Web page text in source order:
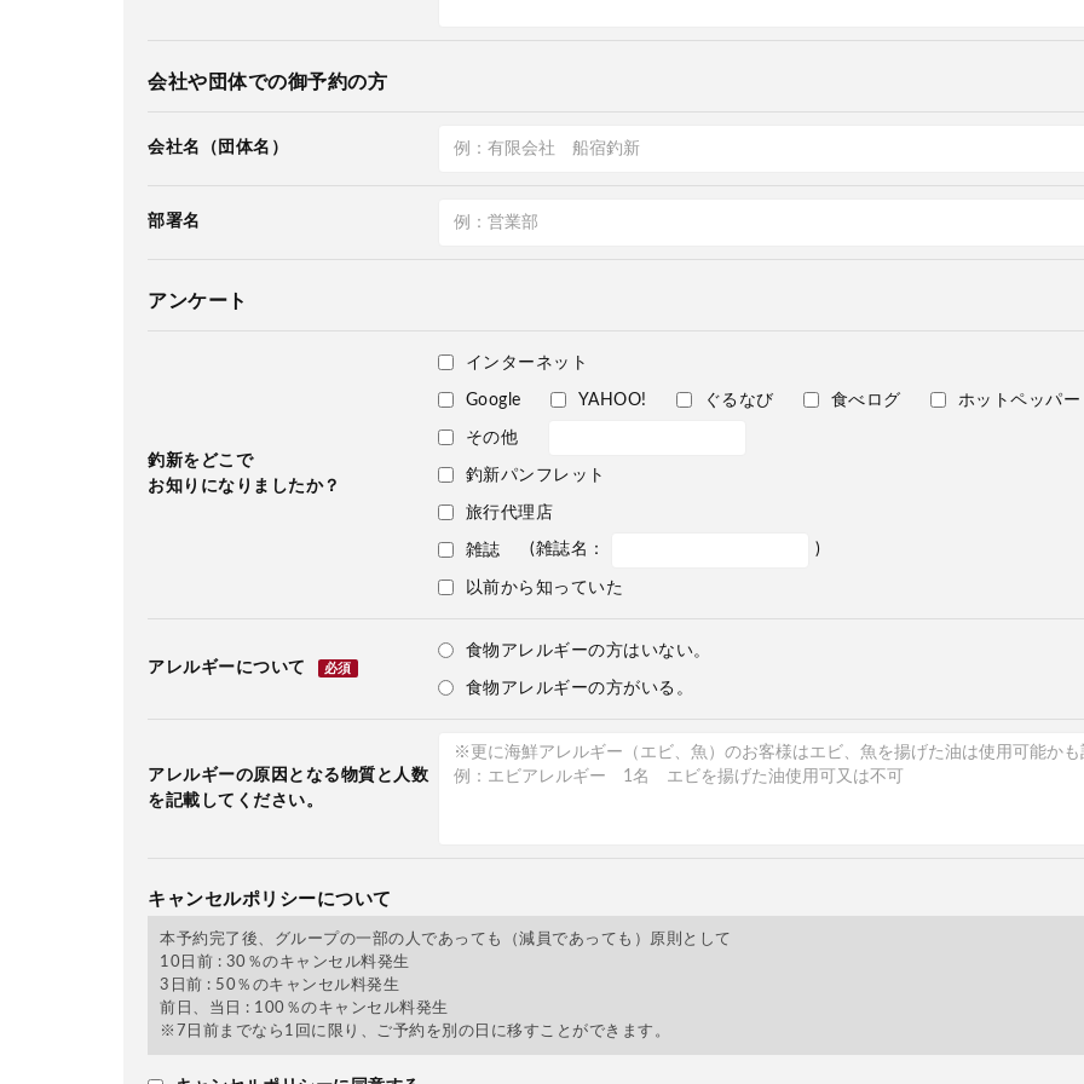
会社や団体での御予約の方
会社名（団体名）
部署名
アンケート
釣新をどこで
お知りになりましたか？
インターネット
Google YAHOO! ぐるなび 食べログ ホットペッパー
その他
釣新パンフレット
旅行代理店
雑誌 (雑誌名： )
以前から知っていた
アレルギーについて 必須
食物アレルギーの方はいない。
食物アレルギーの方がいる。
アレルギーの原因となる物質と人数
を記載してください。
キャンセルポリシーについて
本予約完了後、グループの一部の人であっても（減員であっても）原則として
10日前 : 30％のキャンセル料発生
3日前 : 50％のキャンセル料発生
前日、当日 : 100％のキャンセル料発生
※7日前までなら1回に限り、ご予約を別の日に移すことができます。